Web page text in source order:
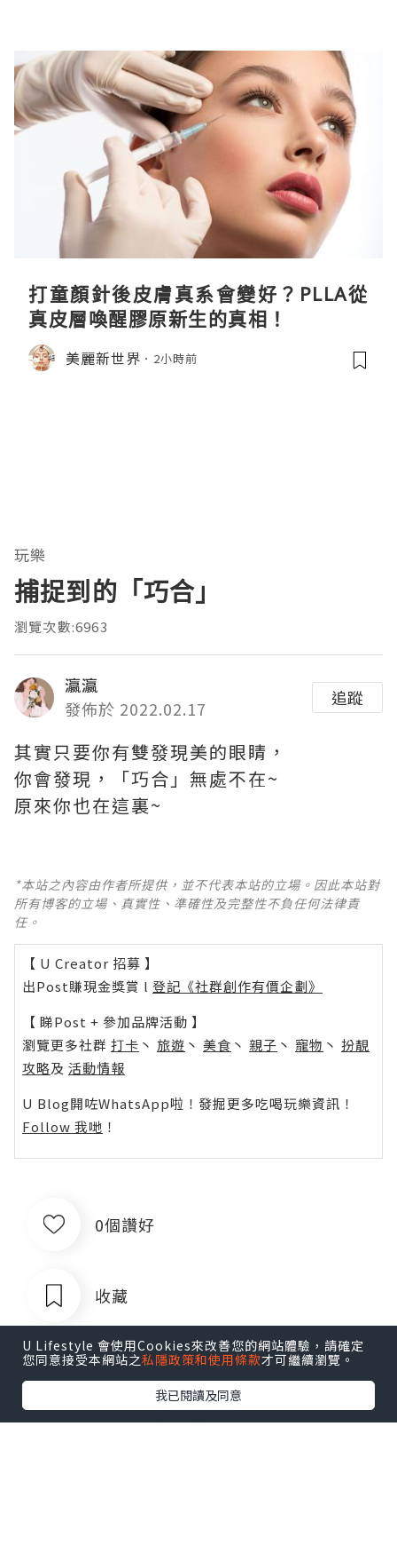
打童顏針後皮膚真系會變好？PLLA從
真皮層喚醒膠原新生的真相！
美麗新世界 2小時前
玩樂
捕捉到的「巧合」
瀏覽次數:6963
瀛瀛
發佈於 2022.02.17
追蹤
其實只要你有雙發現美的​眼睛，
你會發現，「巧合」無處不在~
原來你也在這裏~
*本站之內容由作者所提供，並不代表本站的立場。因此本站對
所有博客的立場、真實性、準確性及完整性不負任何法律責
任。
【 U Creator 招募 】
出Post賺現金獎賞 l 登記《社群創作有價企劃》
【 睇Post + 參加品牌活動 】
瀏覽更多社群 打卡 丶 旅遊 丶 美食 丶 親子 丶 寵物 丶 扮靚
攻略及 活動情報
U Blog開咗WhatsApp啦！發掘更多吃喝玩樂資訊！
Follow 我哋 ！
0個讚好
收藏
U Lifestyle 會使用Cookies來改善您的網站體驗，請確定
您同意接受本網站之私隱政策和使用條款才可繼續瀏覽。
我已閱讀及同意